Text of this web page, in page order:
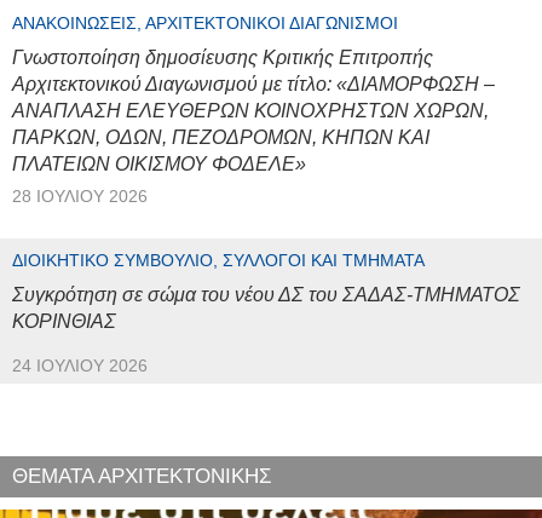
ΑΝΑΚΟΙΝΏΣΕΙΣ, ΑΡΧΙΤΕΚΤΟΝΙΚΟΊ ΔΙΑΓΩΝΙΣΜΟΊ
Γνωστοποίηση δημοσίευσης Κριτικής Επιτροπής
Αρχιτεκτονικού Διαγωνισμού με τίτλο: «ΔΙΑΜΟΡΦΩΣΗ –
ΑΝΑΠΛΑΣΗ ΕΛΕΥΘΕΡΩΝ ΚΟΙΝΟΧΡΗΣΤΩΝ ΧΩΡΩΝ,
ΠΑΡΚΩΝ, ΟΔΩΝ, ΠΕΖΟΔΡΟΜΩΝ, ΚΗΠΩΝ ΚΑΙ
ΠΛΑΤΕΙΩΝ ΟΙΚΙΣΜΟΥ ΦΟΔΕΛΕ»
28 ΙΟΥΛΊΟΥ 2026
ΔΙΟΙΚΗΤΙΚΌ ΣΥΜΒΟΎΛΙΟ, ΣΎΛΛΟΓΟΙ ΚΑΙ ΤΜΉΜΑΤΑ
Συγκρότηση σε σώμα του νέου ΔΣ του ΣΑΔΑΣ-ΤΜΗΜΑΤΟΣ
ΚΟΡΙΝΘΙΑΣ
24 ΙΟΥΛΊΟΥ 2026
ΘΕΜΑΤΑ ΑΡΧΙΤΕΚΤΟΝΙΚΗΣ